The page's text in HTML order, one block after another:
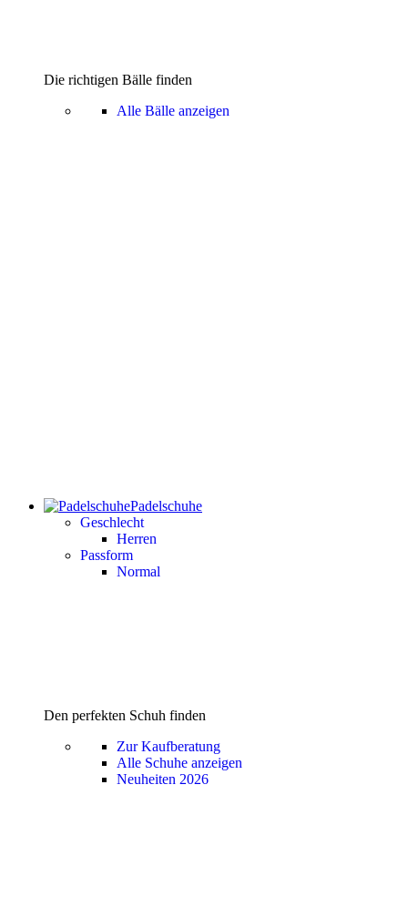
Die richtigen Bälle finden
Alle Bälle anzeigen
Padelschuhe
Geschlecht
Herren
Passform
Normal
Den perfekten Schuh finden
Zur Kaufberatung
Alle Schuhe anzeigen
Neuheiten 2026